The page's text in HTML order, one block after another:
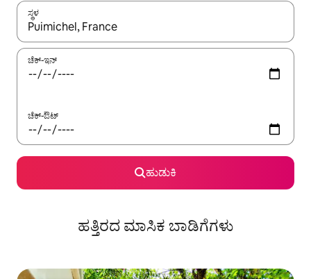
ಸ್ಥಳ
ಫಲಿತಾಂಶಗಳು ಲಭ್ಯವಿರುವಾಗ, ಅಪ್ ಮತ್ತು ಡೌನ್ ಬಾಣದ ಕೀಲಿಗಳೊಂದಿಗೆ
ಚೆಕ್-ಇನ್
ಚೆಕ್-ಔಟ್
ಹುಡುಕಿ
ಹತ್ತಿರದ ಮಾಸಿಕ ಬಾಡಿಗೆಗಳು